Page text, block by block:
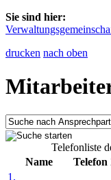
Sie sind hier:
drucken nach oben
Telefonliste
Name
Telefon
1.